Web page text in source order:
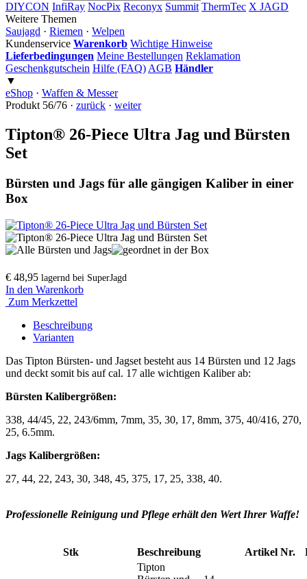
DIYCON InfiRay NocPix Reconyx Summit ThermTec X JAGD
Weitere Themen
Saujagd · Riemen · Welpen
Kundenservice Warenkorb Wichtige Hinweise
Lieferbedingungen Meine Bestellungen Reklamation
Geschenkgutschein Hilfe (FAQ) AGB Händler
▼
eShop · Waffen & Messer
Produkt 56/76 · zurück · weiter
Tipton® 26-Piece Ultra Jag und Bürsten
Set
Bürsten und Jags für alle gängigen Kaliber in einer
Box
€ 48,95 lagernd bei SuperJagd
In den Warenkorb
Zum Merkzettel
Beschreibung
Varianten
Das Tipton Bürsten- und Jagset besteht aus 14 Bürsten und 12 Jags
und deckt somit bis auf cal. 17 alle wichtigen Kaliber ab:
Bürsten Kalibergrößen:
338, 44/45, 22, 243/6mm, 7mm, 35, 30, 17, 8mm, 375, 40/416, 270,
25, 6.5mm.
Jags Kalibergrößen:
27, 44, 22, 243, 30, 348, 45, 375, 17, 25, 338, 40.
Professionelle Reinigung und Pflege erhält den Wert Ihrer Waffe!
Stk Beschreibung Artikel Nr.
Tipton